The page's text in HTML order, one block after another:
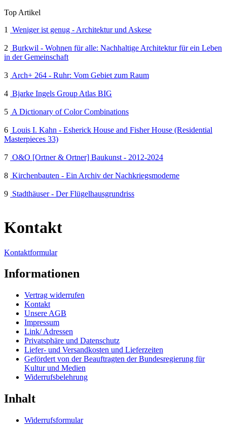
Top Artikel
1
Weniger ist genug - Architektur und Askese
2 Burkwil - Wohnen für alle: Nachhaltige Architektur für ein Leben
in der Gemeinschaft
3 Arch+ 264 - Ruhr: Vom Gebiet zum Raum
4 Bjarke Ingels Group Atlas BIG
5 A Dictionary of Color Combinations
6 Louis I. Kahn - Esherick House and Fisher House (Residential
Masterpieces 33)
7 O&O [Ortner & Ortner] Baukunst - 2012-2024
8 Kirchenbauten - Ein Archiv der Nachkriegsmoderne
9 Stadthäuser - Der Flügelhausgrundriss
Kontakt
Kontaktformular
Informationen
Vertrag widerrufen
Kontakt
Unsere AGB
Impressum
Link/ Adressen
Privatsphäre und Datenschutz
Liefer- und Versandkosten und Lieferzeiten
Gefördert von der Beauftragten der Bundesregierung für
Kultur und Medien
Widerrufsbelehrung
Inhalt
Widerrufsformular